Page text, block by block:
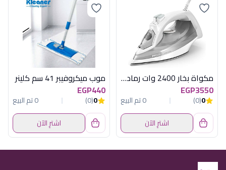
مكواة بخار 2400 وات رمادى فيليبس
EGP3550
0
(0)
0 تم البيع
اشترِ الآن
موب ميكروفيبر 41 سم كلينر
EGP440
0
(0)
0 تم البيع
اشترِ الآن